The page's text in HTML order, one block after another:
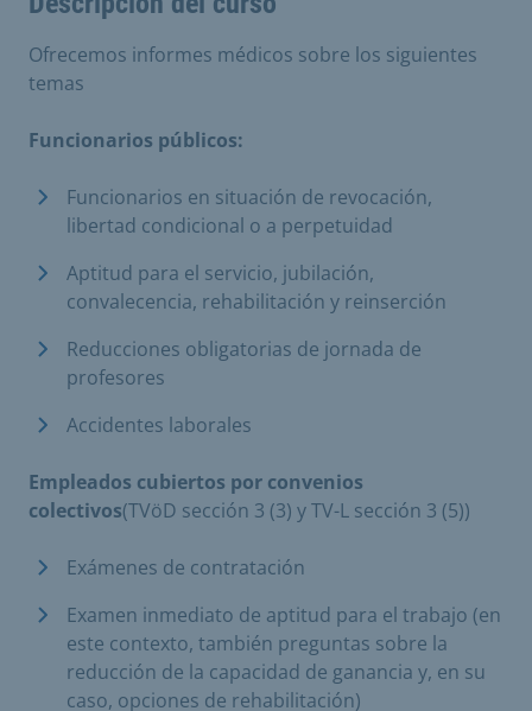
Ofrecemos informes médicos sobre los siguientes
temas
Funcionarios públicos:
Funcionarios en situación de revocación,
libertad condicional o a perpetuidad
Aptitud para el servicio, jubilación,
convalecencia, rehabilitación y reinserción
Reducciones obligatorias de jornada de
profesores
Accidentes laborales
Empleados cubiertos por convenios
colectivos(TVöD sección 3 (3) y TV-L sección 3 (5))
Exámenes de contratación
Examen inmediato de aptitud para el trabajo (en
este contexto, también preguntas sobre la
reducción de la capacidad de ganancia y, en su
caso, opciones de rehabilitación)